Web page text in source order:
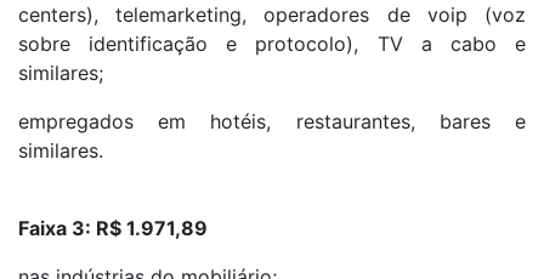
centers), telemarketing, operadores de voip (voz
sobre identificação e protocolo), TV a cabo e
similares;
empregados em hotéis, restaurantes, bares e
similares.
Faixa 3: R$ 1.971,89